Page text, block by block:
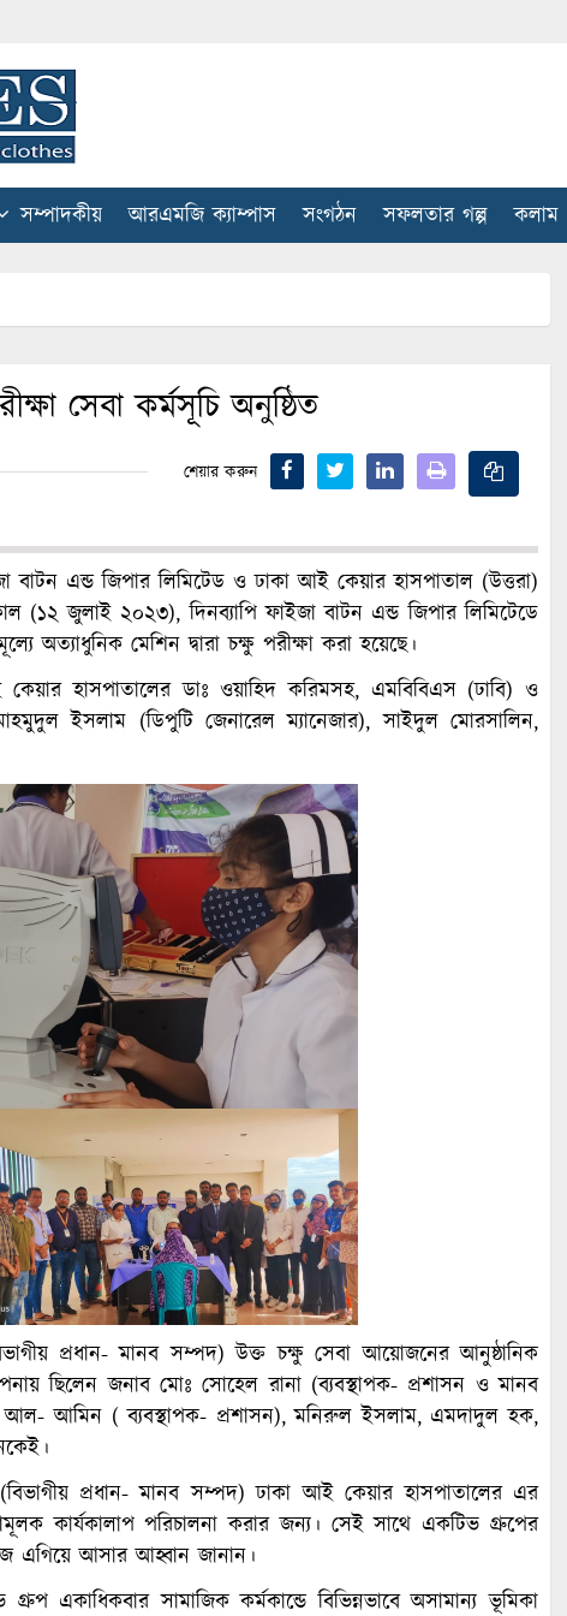
সম্পাদকীয় আরএমজি ক্যাম্পাস সংগঠন সফলতার গল্প কলাম
সেবা কর্মসূচি অনুষ্ঠিত
শেয়ার করুন
বাটন এন্ড জিপার লিমিটেড ও ঢাকা আই কেয়ার হাসপাতাল (উত্তরা)
(১২ জুলাই ২০২৩), দিনব্যাপি ফাইজা বাটন এন্ড জিপার লিমিটেডে
অত্যাধুনিক মেশিন দ্বারা চক্ষু পরীক্ষা করা হয়েছে।
হাসপাতালের ডাঃ ওয়াহিদ করিমসহ, এমবিবিএস (ঢাবি) ও
ইসলাম (ডিপুটি জেনারেল ম্যানেজার), সাইদুল মোরসালিন,
প্রধান- মানব সম্পদ) উক্ত চক্ষু সেবা আয়োজনের আনুষ্ঠানিক
ছিলেন জনাব মোঃ সোহেল রানা (ব্যবস্থাপক- প্রশাসন ও মানব
আল- আমিন ( ব্যবস্থাপক- প্রশাসন), মনিরুল ইসলাম, এমদাদুল হক,
প্রধান- মানব সম্পদ) ঢাকা আই কেয়ার হাসপাতালের এর
কার্যকালাপ পরিচালনা করার জন্য। সেই সাথে একটিভ গ্রুপের
এগিয়ে আসার আহ্বান জানান।
সামাজিক কর্মকান্ডে বিভিন্নভাবে অসামান্য ভূমিকা